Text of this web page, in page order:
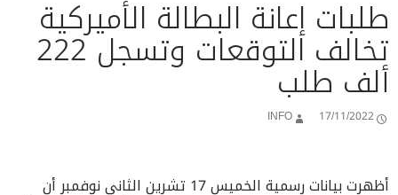
طلبات إعانة البطالة الأميركية
تخالف التوقعات وتسجل 222
ألف طلب
17/11/2022
INFO
أظهرت بيانات رسمية الخميس 17 تشرين الثاني نوفمبر أن